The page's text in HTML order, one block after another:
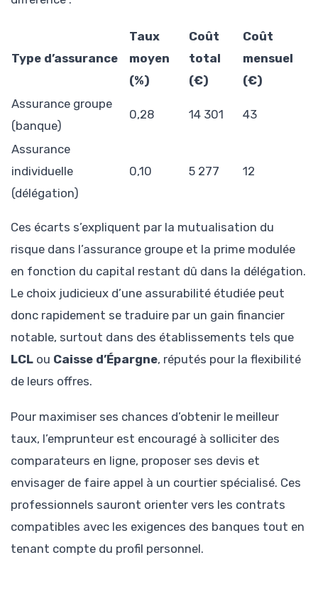
Type d’assurance
Taux
moyen
(%)
Coût
total
(€)
Coût
mensuel
(€)
Assurance groupe
(banque)
0,28 14 301 43
Assurance
individuelle
(délégation)
0,10 5 277 12
Ces écarts s’expliquent par la mutualisation du
risque dans l’assurance groupe et la prime modulée
en fonction du capital restant dû dans la délégation.
Le choix judicieux d’une assurabilité étudiée peut
donc rapidement se traduire par un gain financier
notable, surtout dans des établissements tels que
LCL ou Caisse d’Épargne, réputés pour la flexibilité
de leurs offres.
Pour maximiser ses chances d’obtenir le meilleur
taux, l’emprunteur est encouragé à solliciter des
comparateurs en ligne, proposer ses devis et
envisager de faire appel à un courtier spécialisé. Ces
professionnels sauront orienter vers les contrats
compatibles avec les exigences des banques tout en
tenant compte du profil personnel.